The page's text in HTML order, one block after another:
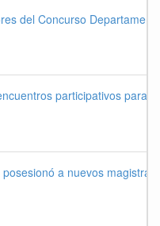
del Concurso
participativos para
a nuevos